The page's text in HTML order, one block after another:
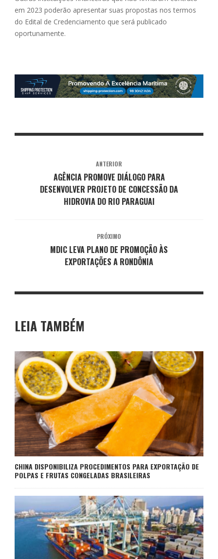
em 2023 poderão apresentar suas propostas nos termos
do Edital de Credenciamento que será publicado
oportunamente.
ANTERIOR
AGÊNCIA PROMOVE DIÁLOGO PARA
DESENVOLVER PROJETO DE CONCESSÃO DA
HIDROVIA DO RIO PARAGUAI
PRÓXIMO
MDIC LEVA PLANO DE PROMOÇÃO ÀS
EXPORTAÇÕES A RONDÔNIA
LEIA TAMBÉM
CHINA DISPONIBILIZA PROCEDIMENTOS PARA EXPORTAÇÃO DE
POLPAS E FRUTAS CONGELADAS BRASILEIRAS